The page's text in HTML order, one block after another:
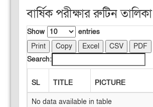
বার্ষিক পরীক্ষার রুটিন তালিকা
Show
entries
Print
Copy Excel CSV
PDF
Search:
SL TITLE PICTURE
No data available in table